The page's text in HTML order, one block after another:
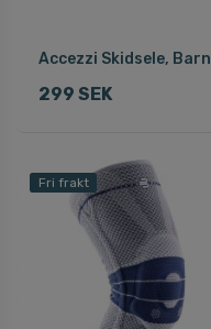
Accezzi Skidsele, Barn
299 SEK
Fri frakt